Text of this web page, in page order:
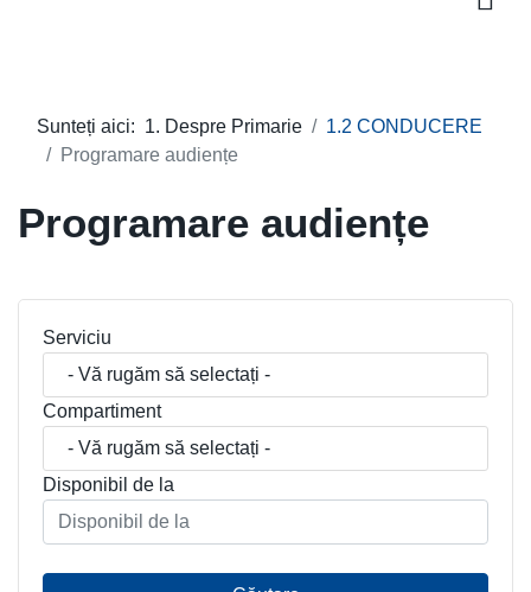
Sunteți aici: 1. Despre Primarie
1.2 CONDUCERE
Programare audiențe
Programare audiențe
Serviciu
Compartiment
Disponibil de la